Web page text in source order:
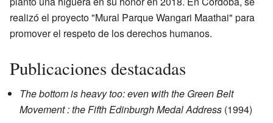
realizó el proyecto "Mural Parque Wangari Maathai" para
promover el respeto de los derechos humanos.
Publicaciones destacadas
The bottom is heavy too: even with the Green Belt
Movement : the Fifth Edinburgh Medal Address (1994)